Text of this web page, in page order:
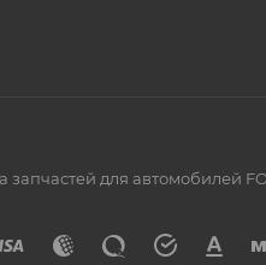
для автомобилей